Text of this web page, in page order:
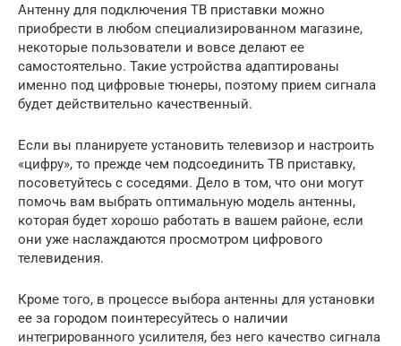
Антенну для подключения ТВ приставки можно
приобрести в любом специализированном магазине,
некоторые пользователи и вовсе делают ее
самостоятельно. Такие устройства адаптированы
именно под цифровые тюнеры, поэтому прием сигнала
будет действительно качественный.
Если вы планируете установить телевизор и настроить
«цифру», то прежде чем подсоединить ТВ приставку,
посоветуйтесь с соседями. Дело в том, что они могут
помочь вам выбрать оптимальную модель антенны,
которая будет хорошо работать в вашем районе, если
они уже наслаждаются просмотром цифрового
телевидения.
Кроме того, в процессе выбора антенны для установки
ее за городом поинтересуйтесь о наличии
интегрированного усилителя, без него качество сигнала